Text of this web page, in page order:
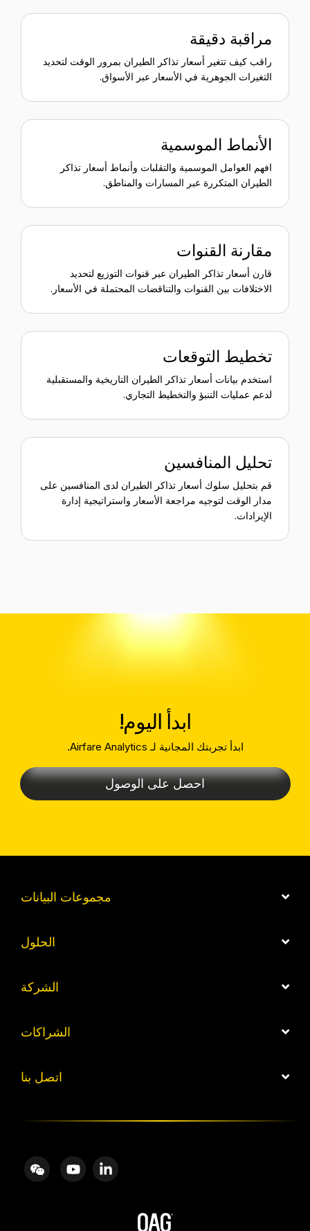
مراقبة دقيقة
راقب كيف تتغير أسعار تذاكر الطيران بمرور الوقت لتحديد
التغيرات الجوهرية في الأسعار عبر الأسواق.
الأنماط الموسمية
افهم العوامل الموسمية والتقلبات وأنماط أسعار تذاكر
الطيران المتكررة عبر المسارات والمناطق.
مقارنة القنوات
قارن أسعار تذاكر الطيران عبر قنوات التوزيع لتحديد
الاختلافات بين القنوات والتناقضات المحتملة في الأسعار.
تخطيط التوقعات
استخدم بيانات أسعار تذاكر الطيران التاريخية والمستقبلية
لدعم عمليات التنبؤ والتخطيط التجاري.
تحليل المنافسين
قم بتحليل سلوك أسعار تذاكر الطيران لدى المنافسين على
مدار الوقت لتوجيه مراجعة الأسعار واستراتيجية إدارة
الإيرادات.
ابدأ اليوم!
ابدأ تجربتك المجانية لـ Airfare Analytics.
احصل على الوصول
مجموعات البيانات
الحلول
الشركة
الشراكات
اتصل بنا
Linkedin
YouTube